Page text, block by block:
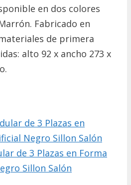
en dos colores
Fabricado en
de primera
alto 92 x ancho 273 x
de 3 Plazas en Forma
Sillon Salón